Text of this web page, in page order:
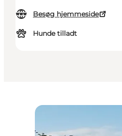
Besøg hjemmeside
Hunde tilladt